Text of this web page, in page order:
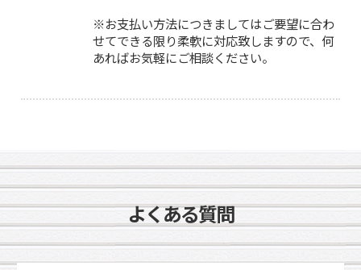
※お支払い方法につきましてはご要望に合わ
せてできる限り柔軟に対応致しますので、何
あればお気軽にご相談ください。
よくある質問